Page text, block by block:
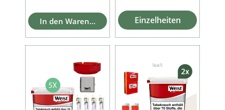
In den Warenkorb Einzelheiten